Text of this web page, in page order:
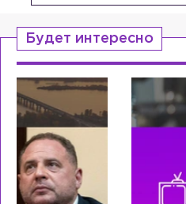
Будет интересно